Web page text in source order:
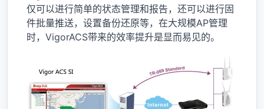
仅可以进行简单的状态管理和报告，还可以进行固
件批量推送，设置备份还原等，在大规模AP管理
时，VigorACS带来的效率提升是显而易见的。